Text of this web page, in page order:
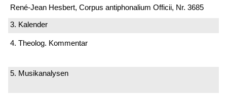
René-Jean Hesbert, Corpus antiphonalium Officii, Nr. 3685
3. Kalender
4. Theolog. Kommentar
5. Musikanalysen